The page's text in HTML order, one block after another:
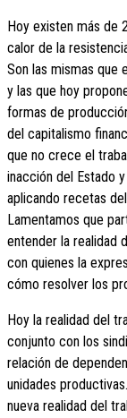
Hoy existen más de
calor de la
Son las mismas que
y las que hoy
formas de
del capitalismo
que no crece el
inacción del Estado
aplicando recetas
Lamentamos que
entender la realidad
con quienes la
cómo resolver los
Hoy la realidad del
conjunto con los
relación de
unidades
nueva realidad del